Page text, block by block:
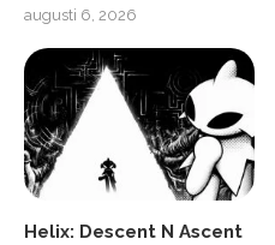
augusti 6, 2026
Helix: Descent N Ascent